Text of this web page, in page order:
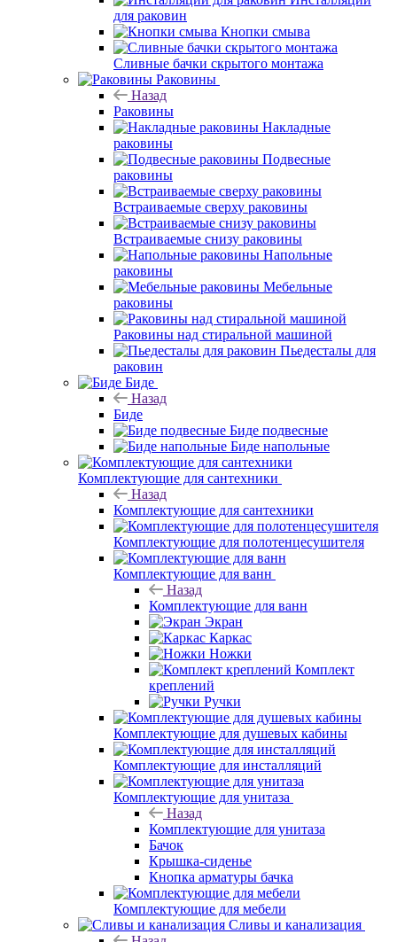
для раковин
Кнопки смыва
Сливные бачки скрытого монтажа
Раковины
Назад
Раковины
Накладные
раковины
Подвесные
раковины
Встраиваемые сверху раковины
Встраиваемые снизу раковины
Напольные
раковины
Мебельные
раковины
Раковины над стиральной машиной
Пьедесталы для
раковин
Биде
Назад
Биде
Биде подвесные
Биде напольные
Комплектующие для сантехники
Назад
Комплектующие для сантехники
Комплектующие для полотенцесушителя
Комплектующие для ванн
Назад
Комплектующие для ванн
Экран
Каркас
Ножки
Комплект
креплений
Ручки
Комплектующие для душевых кабины
Комплектующие для инсталляций
Комплектующие для унитаза
Назад
Комплектующие для унитаза
Бачок
Крышка-сиденье
Кнопка арматуры бачка
Комплектующие для мебели
Сливы и канализация